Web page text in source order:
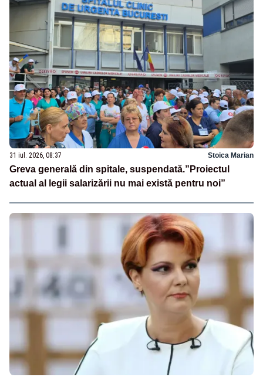
31 iul. 2026, 08:37 Stoica Marian
Greva generală din spitale, suspendată.”Proiectul
actual al legii salarizării nu mai există pentru noi”